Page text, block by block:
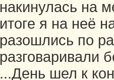
накинулась на
итоге я на неё
разошлись по
разговаривали
...День шел к